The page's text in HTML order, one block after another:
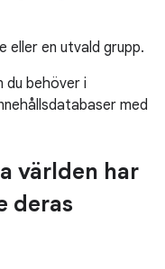
eller en utvald grupp.
du behöver i
med
världen har
deras